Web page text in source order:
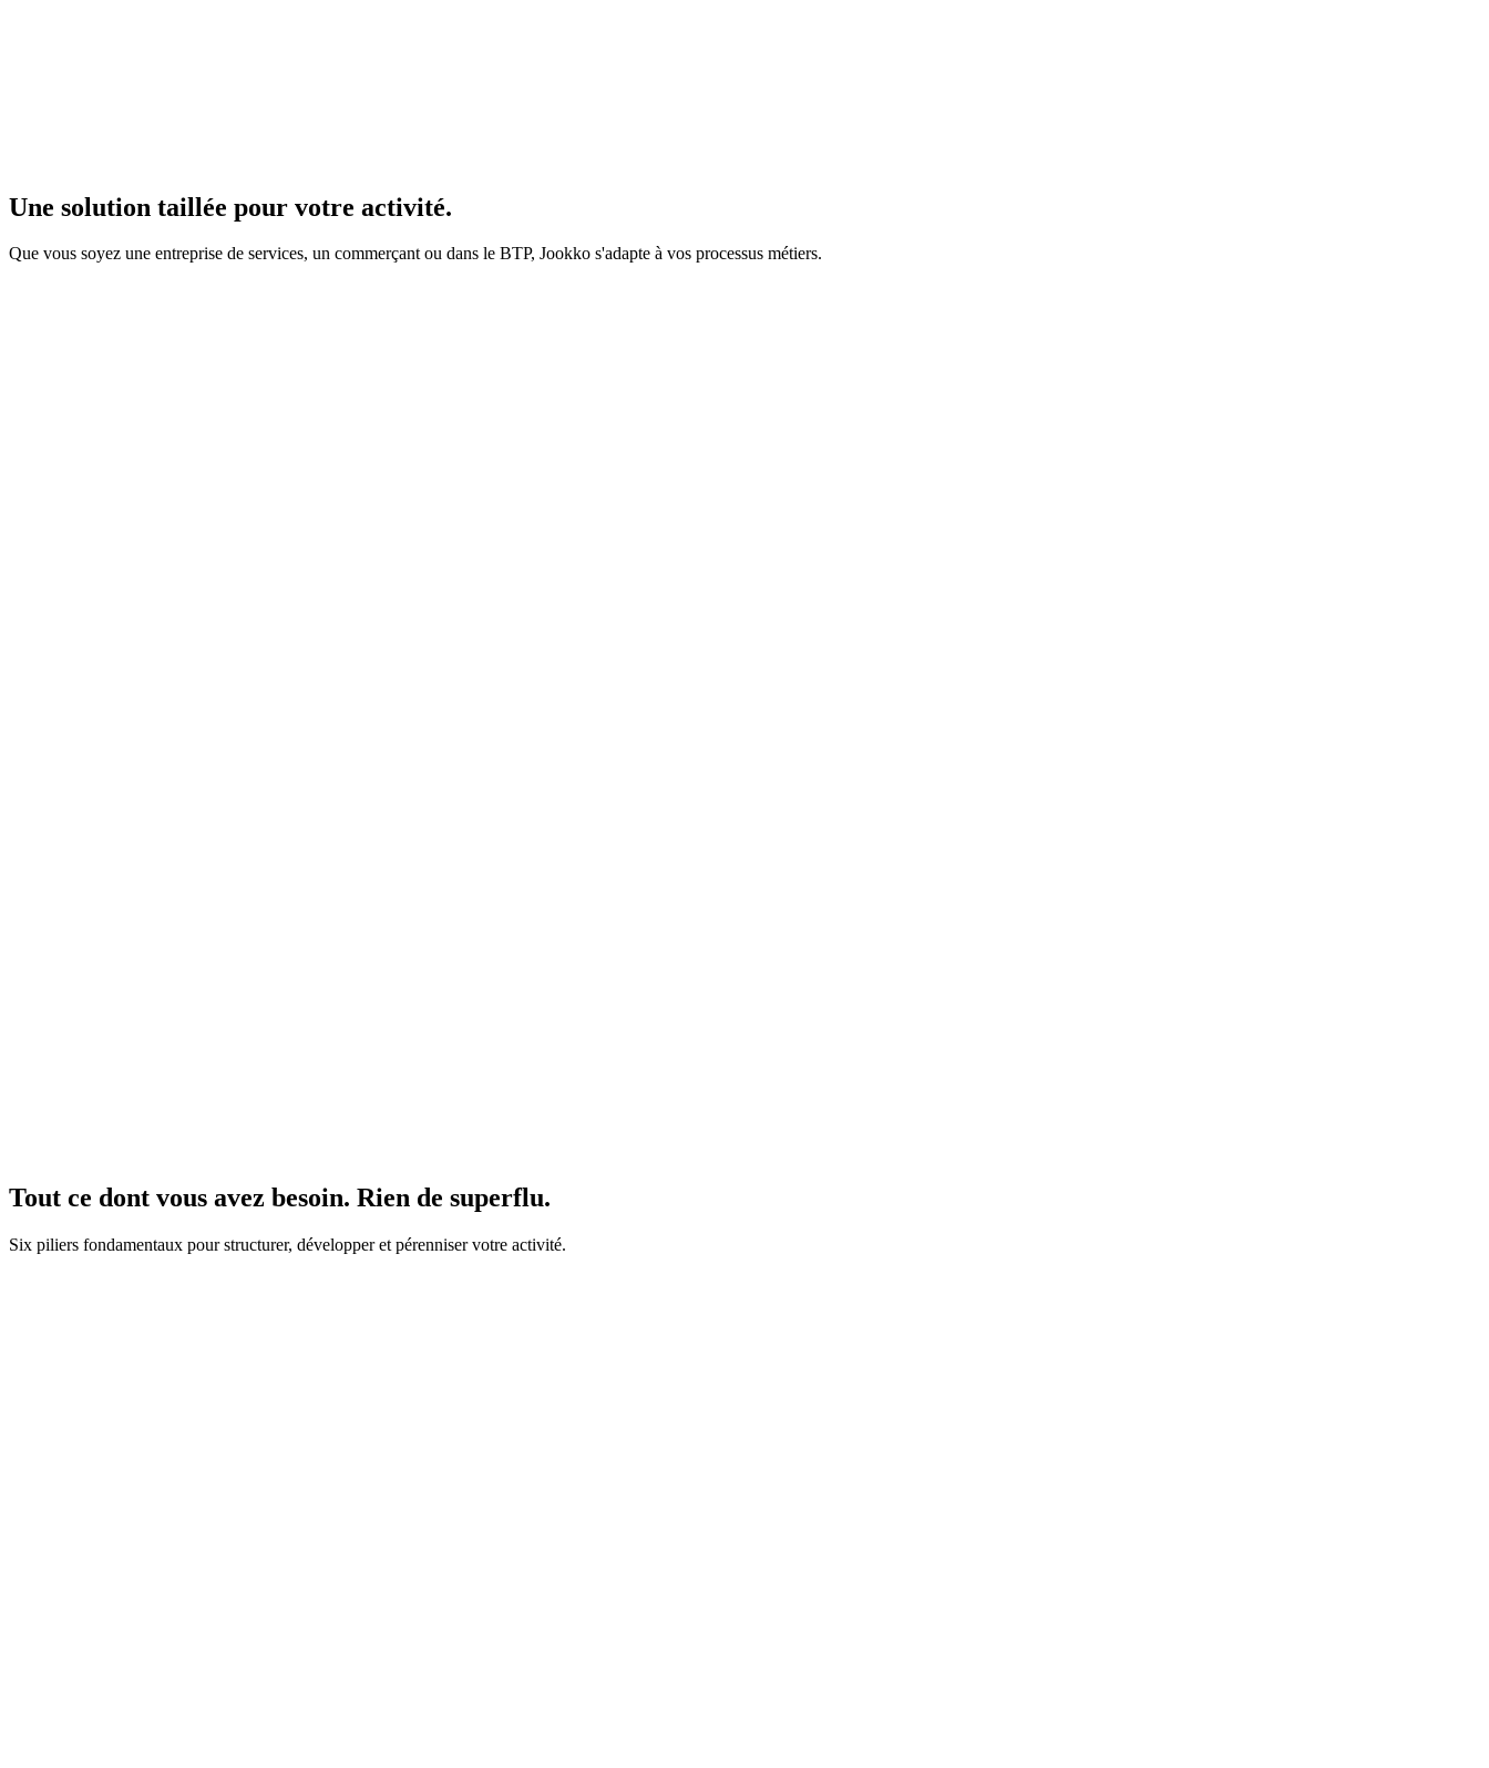
Une solution taillée pour votre activité.
Que vous soyez une entreprise de services, un commerçant ou dans le BTP, Jookko s'adapte à vos processus métiers.
Tout ce dont vous avez besoin. Rien de superflu.
Six piliers fondamentaux pour structurer, développer et pérenniser votre activité.